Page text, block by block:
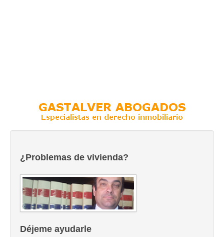
¿Problemas de vivienda?
Déjeme ayudarle